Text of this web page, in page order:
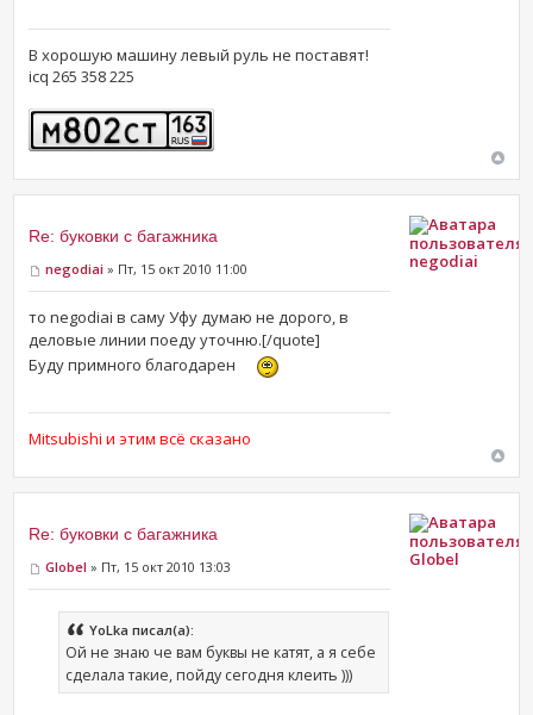
В хорошую машину левый руль не поставят!
icq 265 358 225
Re: буковки с багажника
negodiai » Пт, 15 окт 2010 11:00
то negodiai в саму Уфу думаю не дорого, в
деловые линии поеду уточню.[/quote]
Буду примного благодарен
Mitsubishi и этим всё сказано
negodiai
Re: буковки с багажника
Globel » Пт, 15 окт 2010 13:03
YoLka писал(а):
Ой не знаю че вам буквы не катят, а я себе
сделала такие, пойду сегодня клеить )))
Globel